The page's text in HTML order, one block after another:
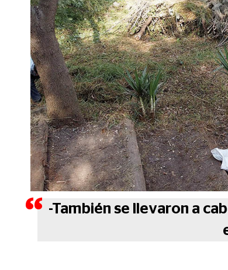
-También se llevaron a